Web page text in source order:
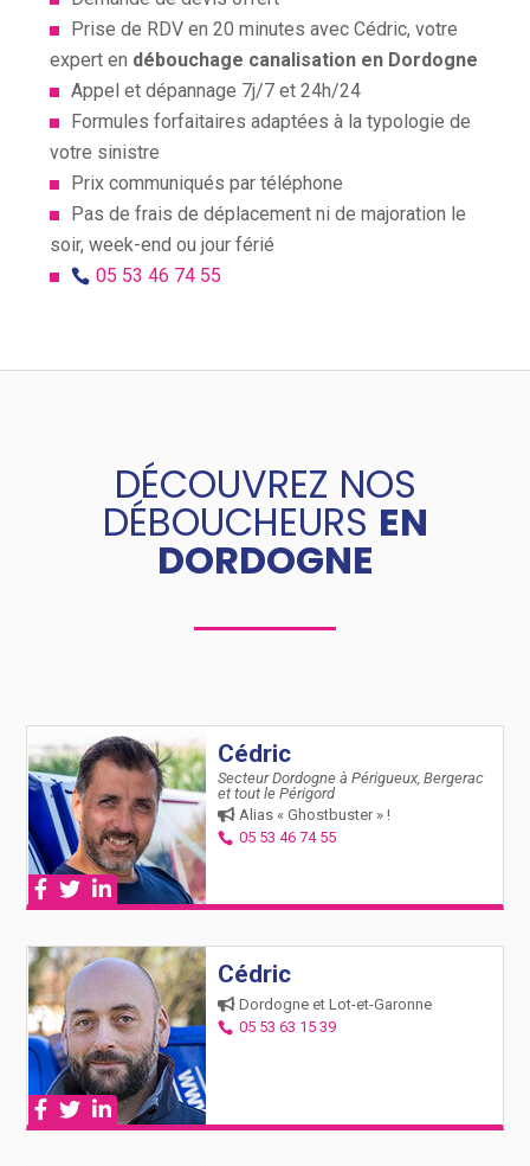
Prise de RDV en 20 minutes avec Cédric, votre
expert en débouchage canalisation en Dordogne
Appel et dépannage 7j/7 et 24h/24
Formules forfaitaires adaptées à la typologie de
votre sinistre
Prix communiqués par téléphone
Pas de frais de déplacement ni de majoration le
soir, week-end ou jour férié
05 53 46 74 55
DÉCOUVREZ NOS
DÉBOUCHEURS EN
DORDOGNE
Cédric
Secteur Dordogne à Périgueux, Bergerac
et tout le Périgord
Alias « Ghostbuster » !
05 53 46 74 55
Cédric
Dordogne et Lot-et-Garonne
05 53 63 15 39